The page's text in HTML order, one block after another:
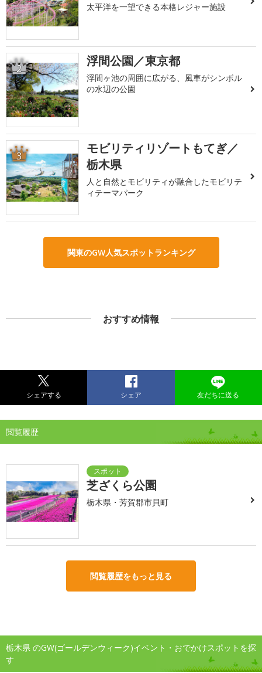
太平洋を一望できる本格レジャー施設
2 浮間公園／東京都
浮間ヶ池の周囲に広がる、風車がシンボル
の水辺の公園
3
モビリティリゾートもてぎ／
栃木県
人と自然とモビリティが融合したモビリテ
ィテーマパーク
関東のGW人気スポットランキング
おすすめ情報
シェアする シェア 友だちに送る
閲覧履歴
芝ざくら公園
栃木県・芳賀郡市貝町
閲覧履歴をもっと見る
栃木県 のGW(ゴールデンウィーク)イベント・おでかけスポットを探
す